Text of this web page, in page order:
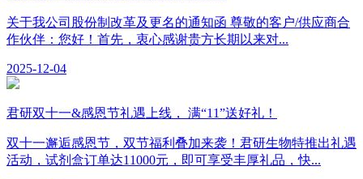
关于我公司股份制改革及更名的通知函 尊敬的客户/供应商合
作伙伴：您好！首先，衷心感谢贵方长期以来对...
2025-12-04
君研双十一&感恩节礼遇上线， 满“11”送好礼！
双十一邂逅感恩节，双节福利叠加来袭！君研生物特推出礼遇
活动，试剂盒订单达11000元，即可享受丰厚礼品，快...